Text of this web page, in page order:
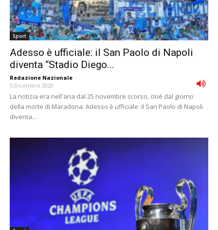
Sport
Adesso è ufficiale: il San Paolo di Napoli
diventa “Stadio Diego...
Redazione Nazionale -
5 Dicembre 2020
La notizia era nell'aria dal 25 novembre scorso, cioè dal giorno
della morte di Maradona. Adesso è ufficiale: il San Paolo di Napoli
diventa...